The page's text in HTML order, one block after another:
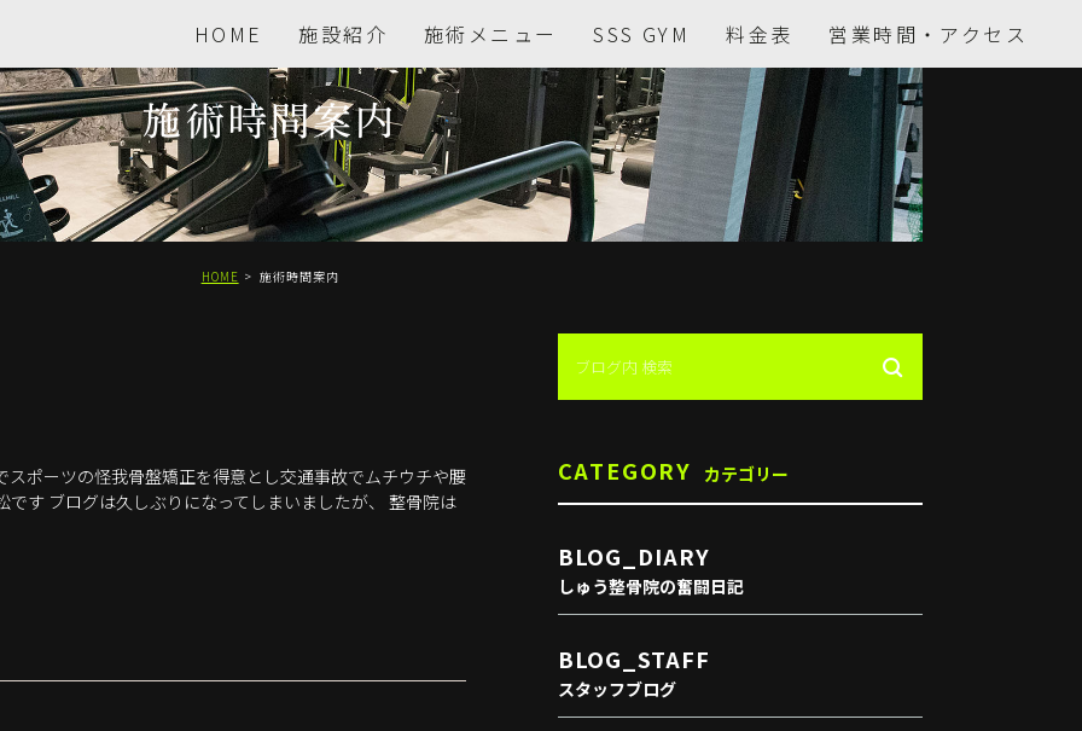
HOME 施設紹介 施術メニュー SSS GYM 料金表 営業時間・アクセス
施術時間案内
HOME 施術時間案内
ポーツの怪我骨盤矯正を得意とし交通事故でムチウチや腰
す ブログは久しぶりになってしまいましたが、 整骨院は
CATEGORY カテゴリー
BLOG_DIARY
しゅう整骨院の奮闘日記
BLOG_STAFF
スタッフブログ